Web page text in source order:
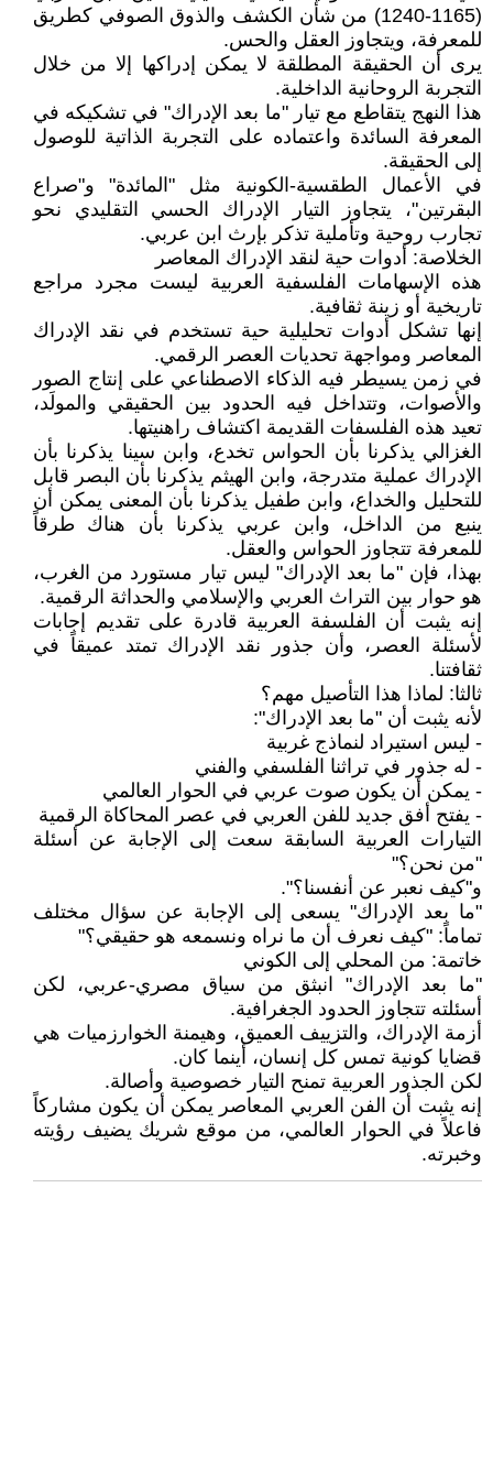
(1165-1240) من شأن الكشف والذوق الصوفي كطريق
للمعرفة، ويتجاوز العقل والحس.
يرى أن الحقيقة المطلقة لا يمكن إدراكها إلا من خلال
التجربة الروحانية الداخلية.
هذا النهج يتقاطع مع تيار "ما بعد الإدراك" في تشكيكه في
المعرفة السائدة واعتماده على التجربة الذاتية للوصول
إلى الحقيقة.
في الأعمال الطقسية-الكونية مثل "المائدة" و"صراع
البقرتين"، يتجاوز التيار الإدراك الحسي التقليدي نحو
تجارب روحية وتأملية تذكر بإرث ابن عربي.
الخلاصة: أدوات حية لنقد الإدراك المعاصر
هذه الإسهامات الفلسفية العربية ليست مجرد مراجع
تاريخية أو زينة ثقافية.
إنها تشكل أدوات تحليلية حية تستخدم في نقد الإدراك
المعاصر ومواجهة تحديات العصر الرقمي.
في زمن يسيطر فيه الذكاء الاصطناعي على إنتاج الصور
والأصوات، وتتداخل فيه الحدود بين الحقيقي والمولَد،
تعيد هذه الفلسفات القديمة اكتشاف راهنيتها.
الغزالي يذكرنا بأن الحواس تخدع، وابن سينا يذكرنا بأن
الإدراك عملية متدرجة، وابن الهيثم يذكرنا بأن البصر قابل
للتحليل والخداع، وابن طفيل يذكرنا بأن المعنى يمكن أن
ينبع من الداخل، وابن عربي يذكرنا بأن هناك طرقاً
للمعرفة تتجاوز الحواس والعقل.
بهذا، فإن "ما بعد الإدراك" ليس تيار مستورد من الغرب،
هو حوار بين التراث العربي والإسلامي والحداثة الرقمية.
إنه يثبت أن الفلسفة العربية قادرة على تقديم إجابات
لأسئلة العصر، وأن جذور نقد الإدراك تمتد عميقاً في
ثقافتنا.
ثالثا: لماذا هذا التأصيل مهم؟
لأنه يثبت أن "ما بعد الإدراك":
- ليس استيراد لنماذج غربية
- له جذور في تراثنا الفلسفي والفني
- يمكن أن يكون صوت عربي في الحوار العالمي
- يفتح أفق جديد للفن العربي في عصر المحاكاة الرقمية
التيارات العربية السابقة سعت إلى الإجابة عن أسئلة
"من نحن؟"
و"كيف نعبر عن أنفسنا؟".
"ما بعد الإدراك" يسعى إلى الإجابة عن سؤال مختلف
تماماً: "كيف نعرف أن ما نراه ونسمعه هو حقيقي؟"
خاتمة: من المحلي إلى الكوني
"ما بعد الإدراك" انبثق من سياق مصري-عربي، لكن
أسئلته تتجاوز الحدود الجغرافية.
أزمة الإدراك، والتزييف العميق، وهيمنة الخوارزميات هي
قضايا كونية تمس كل إنسان، أينما كان.
لكن الجذور العربية تمنح التيار خصوصية وأصالة.
إنه يثبت أن الفن العربي المعاصر يمكن أن يكون مشاركاً
فاعلاً في الحوار العالمي، من موقع شريك يضيف رؤيته
وخبرته.